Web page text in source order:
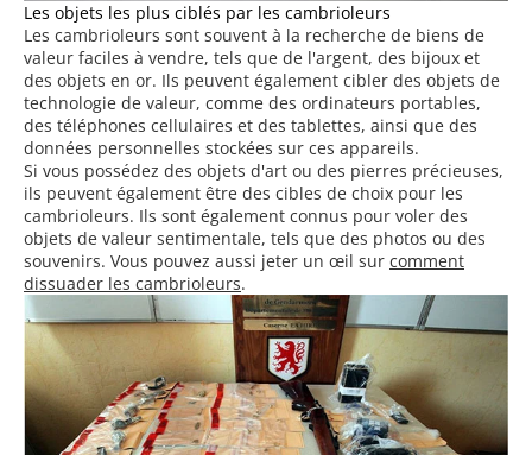
Les objets les plus ciblés par les cambrioleurs
Les cambrioleurs sont souvent à la recherche de biens de
valeur faciles à vendre, tels que de l'argent, des bijoux et
des objets en or. Ils peuvent également cibler des objets de
technologie de valeur, comme des ordinateurs portables,
des téléphones cellulaires et des tablettes, ainsi que des
données personnelles stockées sur ces appareils.
Si vous possédez des objets d'art ou des pierres précieuses,
ils peuvent également être des cibles de choix pour les
cambrioleurs. Ils sont également connus pour voler des
objets de valeur sentimentale, tels que des photos ou des
souvenirs. Vous pouvez aussi jeter un œil sur comment
dissuader les cambrioleurs.